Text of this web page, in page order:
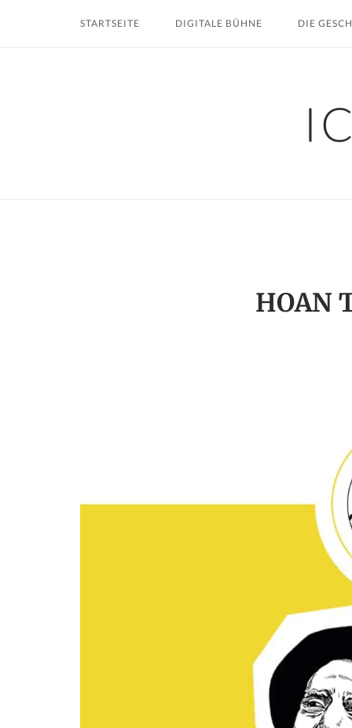
STARTSEITE DIGITALE BÜHNE DIE
HOAN